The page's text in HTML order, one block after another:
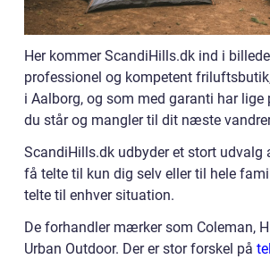
Her kommer ScandiHills.dk ind i
professionel og kompetent
i Aalborg, og som med garanti har
du står og mangler til dit næste
ScandiHills.dk udbyder et stort udvalg
få telte til kun dig selv eller til hele
telte til enhver situation.
De forhandler mærker som Coleman,
Urban Outdoor. Der er stor forskel på